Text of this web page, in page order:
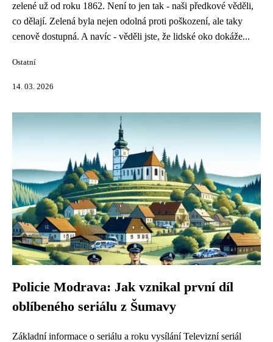
zelené už od roku 1862. Není to jen tak - naši předkové věděli,
co dělají. Zelená byla nejen odolná proti poškození, ale taky
cenově dostupná. A navíc - věděli jste, že lidské oko dokáže...
Ostatní
14. 03. 2026
Policie Modrava: Jak vznikal první díl
oblíbeného seriálu z Šumavy
Základní informace o seriálu a roku vysílání Televizní seriál